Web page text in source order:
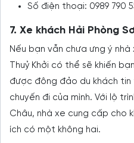
Số điện thoại: 0989 790
7. Xe khách Hải Phòng
Nếu bạn vẫn chưa ưng ý
Thuỷ Khởi có thể sẽ khiến
được đông đảo du khách
chuyến đi của mình. Với lộ
Châu, nhà xe cung cấp cho
ích có một không hai.